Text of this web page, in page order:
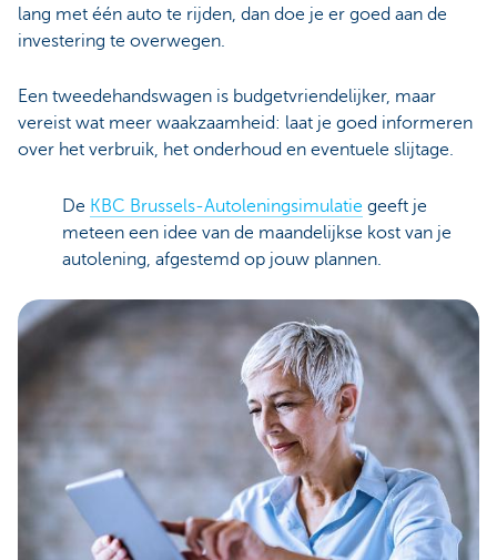
lang met één auto te rijden, dan doe je er goed aan de
investering te overwegen.
Een tweedehandswagen is budgetvriendelijker, maar
vereist wat meer waakzaamheid: laat je goed informeren
over het verbruik, het onderhoud en eventuele slijtage.
De KBC Brussels-Autoleningsimulatie geeft je
meteen een idee van de maandelijkse kost van je
autolening, afgestemd op jouw plannen.